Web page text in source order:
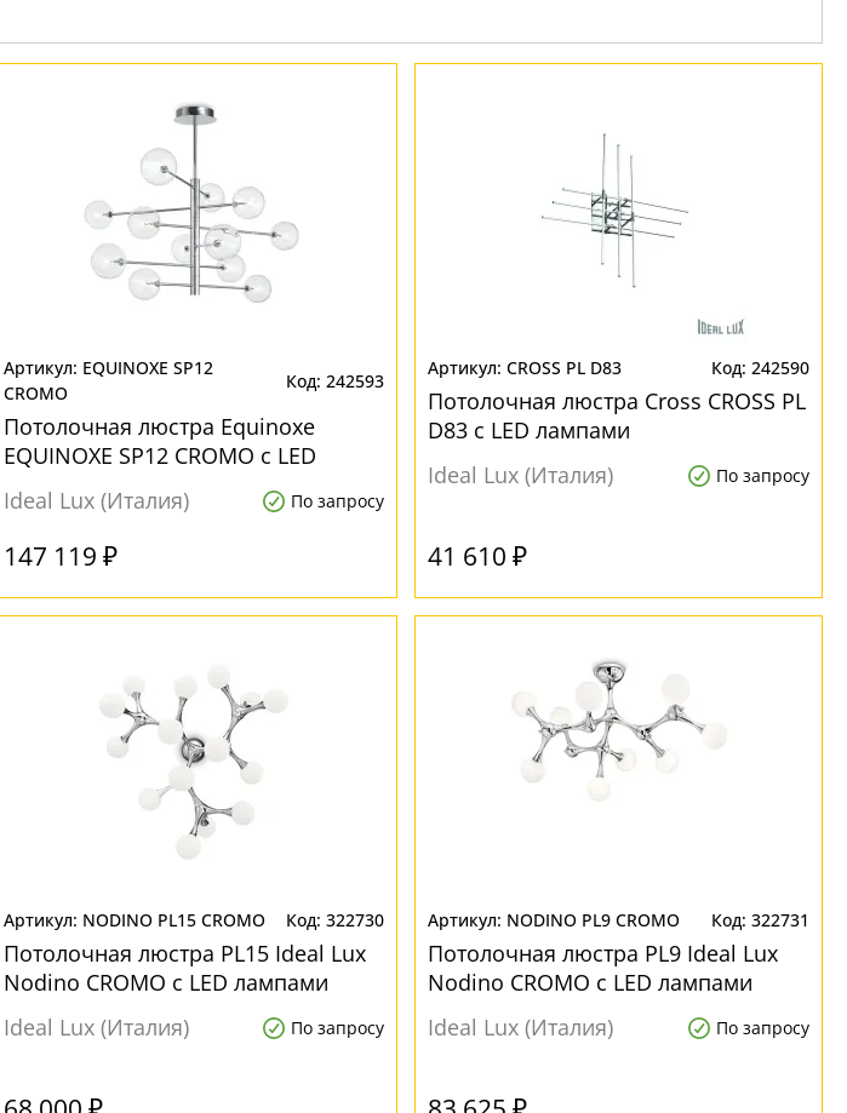
EQUINOXE SP12
CROMO
242593
Потолочная люстра Equinoxe
EQUINOXE SP12 CROMO с LED
лампами
Ideal Lux (Италия) По запросу
147 119 ₽
CROSS PL D83 242590
Потолочная люстра Cross CROSS PL
D83 с LED лампами
Ideal Lux (Италия)
По запросу
41 610 ₽
NODINO PL15 CROMO 322730
Потолочная люстра PL15 Ideal Lux
Nodino CROMO с LED лампами
Ideal Lux (Италия)
По запросу
NODINO PL9 CROMO 322731
Потолочная люстра PL9 Ideal Lux
Nodino CROMO с LED лампами
Ideal Lux (Италия)
По запросу